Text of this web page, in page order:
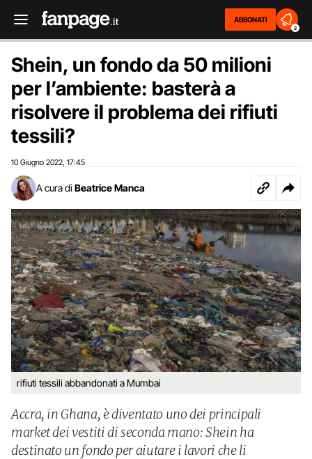
ABBONATI
2
Shein, un fondo da 50 milioni
per l’ambiente: basterà a
risolvere il problema dei rifiuti
tessili?
10 Giugno 2022 17:45
A cura di Beatrice Manca
rifiuti tessili abbandonati a Mumbai
Accra, in Ghana, è diventato uno dei principali
market dei vestiti di seconda mano: Shein ha
destinato un fondo per aiutare i lavori che li